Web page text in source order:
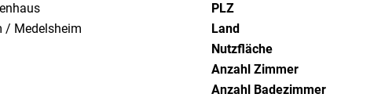
PLZ
/ Medelsheim Land
Nutzfläche
Anzahl Zimmer
Anzahl Badezimmer